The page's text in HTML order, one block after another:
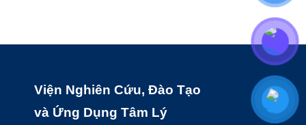
Viện Nghiên Cứu, Đào Tạo
và Ứng Dụng Tâm Lý